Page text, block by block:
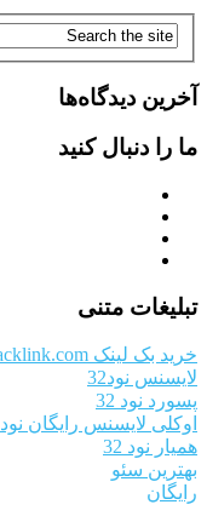
آخرین دیدگاه‌ها
ما را دنبال کنید
تبلیغات متنی
خرید بک لینک behtarinbacklink.com
لایسنس نود32
پسورد نود 32
اوکلی لایسنس رایگان نود 32
همیار نود 32
بهترین سئو
رایگان